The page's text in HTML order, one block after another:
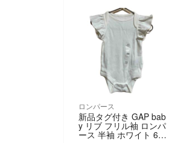
ロンパース
新品タグ付き GAP bab
y リブ フリル袖 ロンパ
ース 半袖 ホワイト 60c